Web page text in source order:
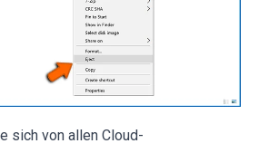
sich von allen Cloud-